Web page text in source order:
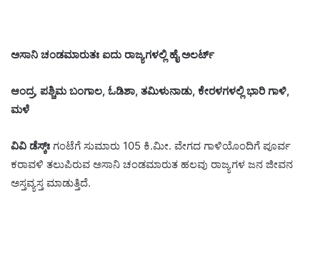
ಅಸಾನಿ ಚಂಡಮಾರುತಃ ಐದು ರಾಜ್ಯಗಳಲ್ಲಿ ಹೈ ಅಲರ್ಟ್
ಆಂದ್ರ, ಪಶ್ಚಿಮ ಬಂಗಾಲ, ಓಡಿಶಾ, ತಮಿಳುನಾಡು,‌ ಕೇರಳಗಳಲ್ಲಿ ಭಾರಿ ಗಾಳಿ,‌
ಮಳೆ
ವಿವಿ ಡೆಸ್ಕ್ಃ ‌ಗಂಟೆಗೆ ಸುಮಾರು 105 ಕಿ.ಮೀ. ವೇಗದ ಗಾಳಿಯೊಂದಿಗೆ ಪೂರ್ವ
ಕರಾವಳಿ ತಲುಪಿರುವ ಅಸಾನಿ ಚಂಡಮಾರುತ ಹಲವು ರಾಜ್ಯಗಳ ಜನ ಜೀವನ
ಅಸ್ತವ್ಯಸ್ತ ಮಾಡುತ್ತಿದೆ.